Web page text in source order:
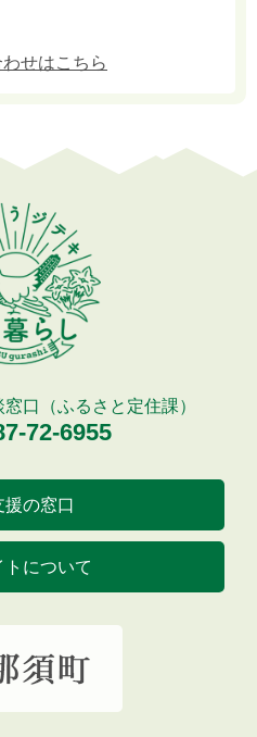
せはこちら
口（ふるさと定住課）
72-6955
援の窓口
トについて